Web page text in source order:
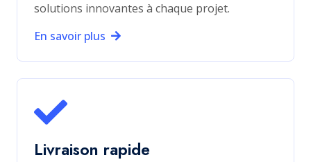
solutions innovantes à chaque projet.
En savoir plus
Livraison rapide